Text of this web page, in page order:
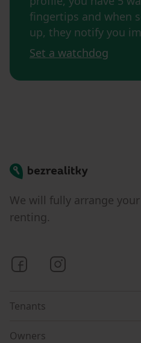
fingertips and when
up, they notify you
Set a watchdog
Bezrealitky
We will fully arrange
renting.
Bezrealitky on Facebook
Tenants
Owners